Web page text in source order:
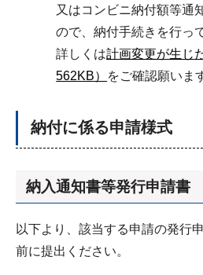
又はコンビニ納付額等通
ので、納付手続きを行っ
詳しくは計画変更が生じ
562KB）
をご確認願いま
納付に係る申請様式
納入通知書等発行申請書
以下より、該当する申請の発行
前に提出ください。